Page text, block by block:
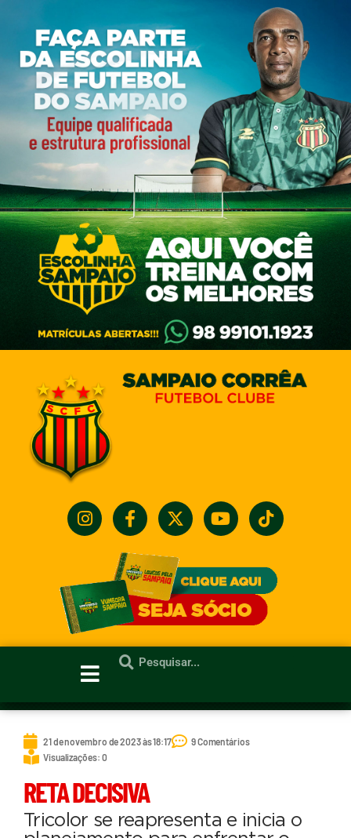
21 de novembro de 2023 às 18:17
9 Comentários
Visualizações: 0
RETA DECISIVA
Tricolor se reapresenta e inicia o